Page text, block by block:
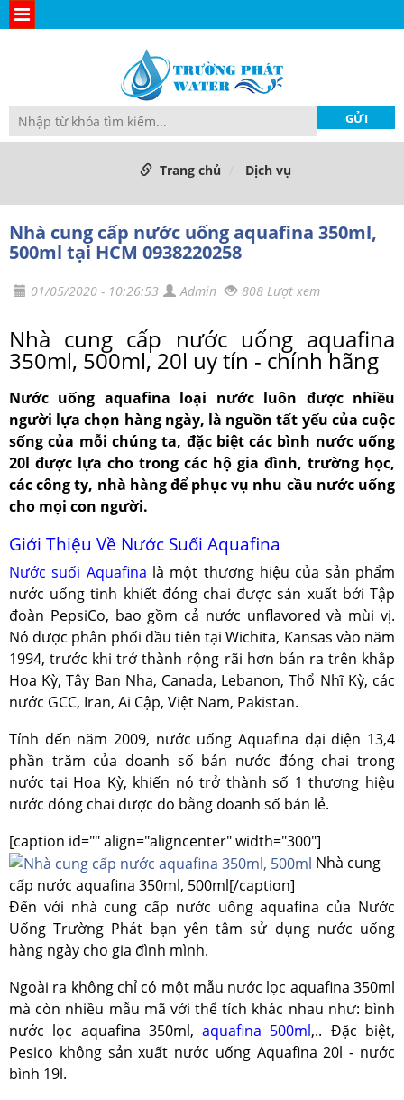
Trang chủ Dịch vụ
Nhà cung cấp nước uống aquafina 350ml,
500ml tại HCM 0938220258
01/05/2020 - 10:26:53 Admin 808 Lượt xem
Nhà cung cấp nước uống aquafina
350ml, 500ml, 20l uy tín - chính hãng
Nước uống aquafina loại nước luôn được nhiều
người lựa chọn hàng ngày, là nguồn tất yếu của cuộc
sống của mỗi chúng ta, đặc biệt các bình nước uống
20l được lựa cho trong các hộ gia đình, trường học,
các công ty, nhà hàng để phục vụ nhu cầu nước uống
cho mọi con người.
Giới Thiệu Về Nước Suối Aquafina
Nước suối Aquafina là một thương hiệu của sản phẩm
nước uống tinh khiết đóng chai được sản xuất bởi Tập
đoàn PepsiCo, bao gồm cả nước unflavored và mùi vị.
Nó được phân phối đầu tiên tại Wichita, Kansas vào năm
1994, trước khi trở thành rộng rãi hơn bán ra trên khắp
Hoa Kỳ, Tây Ban Nha, Canada, Lebanon, Thổ Nhĩ Kỳ, các
nước GCC, Iran, Ai Cập, Việt Nam, Pakistan.
Tính đến năm 2009, nước uống Aquafina đại diện 13,4
phần trăm của doanh số bán nước đóng chai trong
nước tại Hoa Kỳ, khiến nó trở thành số 1 thương hiệu
nước đóng chai được đo bằng doanh số bán lẻ.
[caption id="" align="aligncenter" width="300"]
Nhà cung
cấp nước aquafina 350ml, 500ml[/caption]
Đến với nhà cung cấp nước uống aquafina của Nước
Uống Trường Phát bạn yên tâm sử dụng nước uống
hàng ngày cho gia đình mình.
Ngoài ra không chỉ có một mẫu nước lọc aquafina 350ml
mà còn nhiều mẫu mã với thể tích khác nhau như: bình
nước lọc aquafina 350ml,aquafina 500ml,.. Đặc biệt,
Pesico không sản xuất nước uống Aquafina 20l - nước
bình 19l.